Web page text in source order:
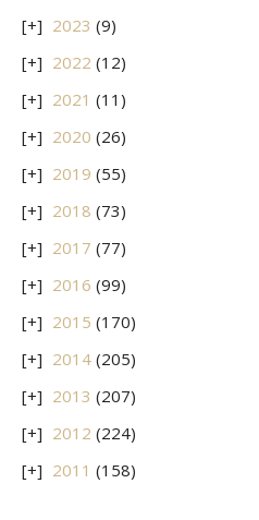
2023 (9)
2022 (12)
2021 (11)
2020 (26)
2019 (55)
2018 (73)
2017 (77)
2016 (99)
2015 (170)
2014 (205)
2013 (207)
2012 (224)
2011 (158)